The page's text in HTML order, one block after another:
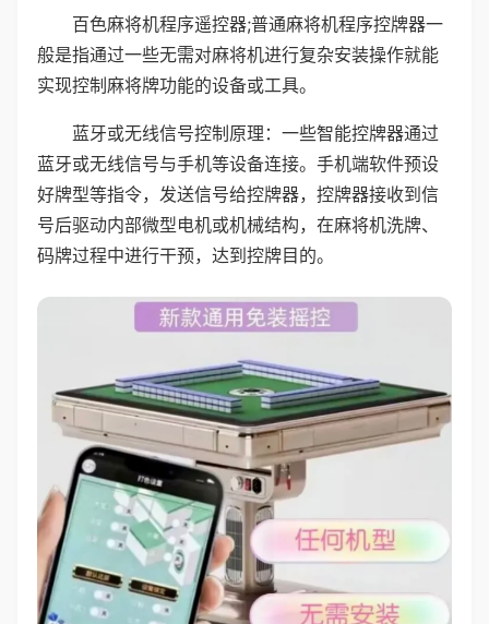
百色麻将机程序遥控器;普通麻将机程序控牌器一
般是指通过一些无需对麻将机进行复杂安装操作就能
实现控制麻将牌功能的设备或工具。
蓝牙或无线信号控制原理：一些智能控牌器通过
蓝牙或无线信号与手机等设备连接。手机端软件预设
好牌型等指令，发送信号给控牌器，控牌器接收到信
号后驱动内部微型电机或机械结构，在麻将机洗牌、
码牌过程中进行干预，达到控牌目的。